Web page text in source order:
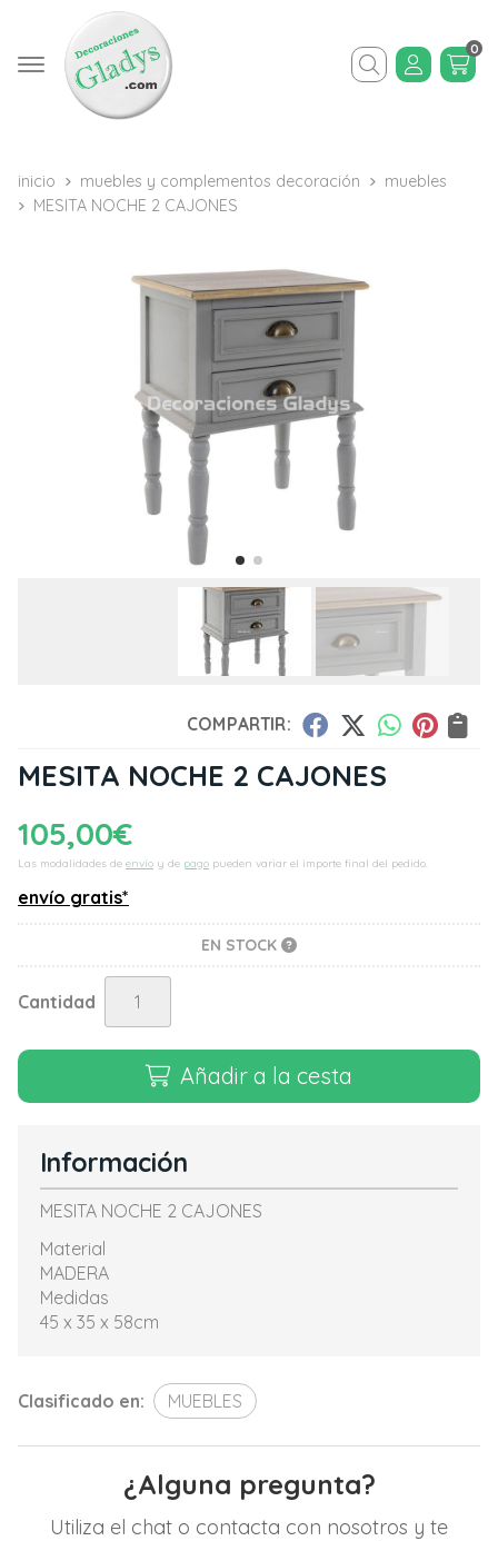
Buscar
0
inicio muebles y complementos decoración
muebles
MESITA NOCHE 2 CAJONES
COMPARTIR:
MESITA NOCHE 2 CAJONES
105,00€
Las modalidades de envío y de pago pueden variar el importe final del pedido.
envío gratis*
EN STOCK
Cantidad
Añadir a la cesta
Información
MESITA NOCHE 2 CAJONES
Material
MADERA
Medidas
45 x 35 x 58cm
Clasificado en: MUEBLES
¿Alguna pregunta?
Utiliza el chat o contacta con nosotros y te